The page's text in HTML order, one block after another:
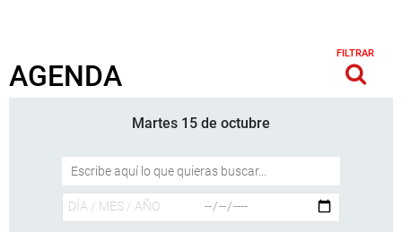
AGENDA
FILTRAR
Martes 15 de octubre